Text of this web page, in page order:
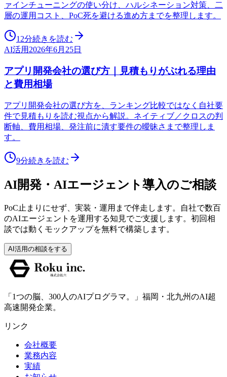
ァインチューニングの使い分け、ハルシネーション対策、二
層の運用コスト、PoC死を避ける進め方までを整理します。
12分続きを読む
AI活用 2026年6月25日
アプリ開発会社の選び方｜見積もりがぶれる理由
と費用相場
アプリ開発会社の選び方を、ランキング比較ではなく自社要
件で見積もりを読む視点から解説。ネイティブ／クロスの判
断軸、費用相場、発注前に潰す要件の曖昧さまで整理しま
す。
9分続きを読む
AI開発・AIエージェント導入のご相談
PoC止まりにせず、実装・運用まで伴走します。自社で数百
のAIエージェントを運用する知見でご支援します。初回相
談では動くモックアップを無料で構築します。
AI活用の相談をする
「1つの脳、300人のAIプログラマ。」福岡・北九州のAI超
高速開発企業。
リンク
会社概要
業務内容
実績